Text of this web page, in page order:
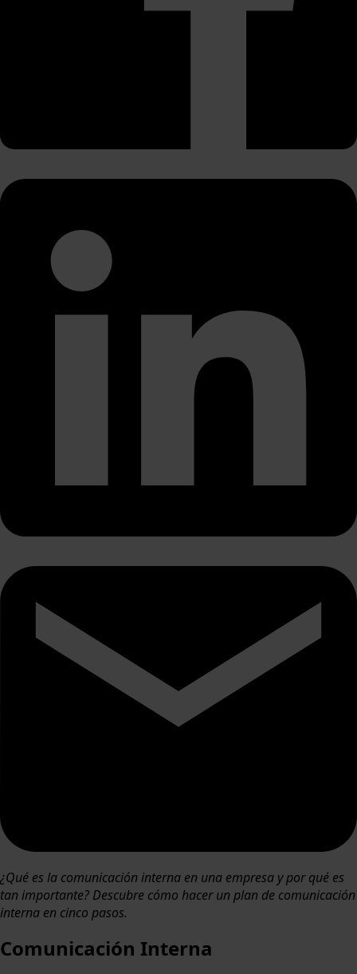
¿Qué es la comunicación interna en una empresa y por qué es
tan importante? Descubre cómo hacer un plan de comunicación
interna en cinco pasos.
Comunicación Interna